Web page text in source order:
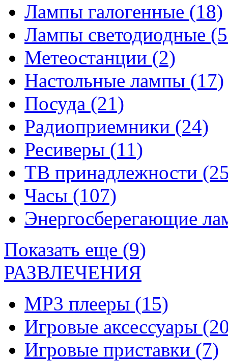
Лампы галогенные (18)
Лампы светодиодные
Метеостанции (2)
Настольные лампы (17)
Посуда (21)
Радиоприемники (24)
Ресиверы (11)
ТВ принадлежности
Часы (107)
Энергосберегающие
Показать еще (9)
РАЗВЛЕЧЕНИЯ
MP3 плееры (15)
Игровые аксессуары
Игровые приставки (7)